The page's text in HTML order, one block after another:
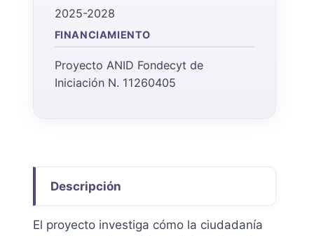
2025-2028
FINANCIAMIENTO
Proyecto ANID Fondecyt de
Iniciación N. 11260405
Descripción
El proyecto investiga cómo la ciudadanía